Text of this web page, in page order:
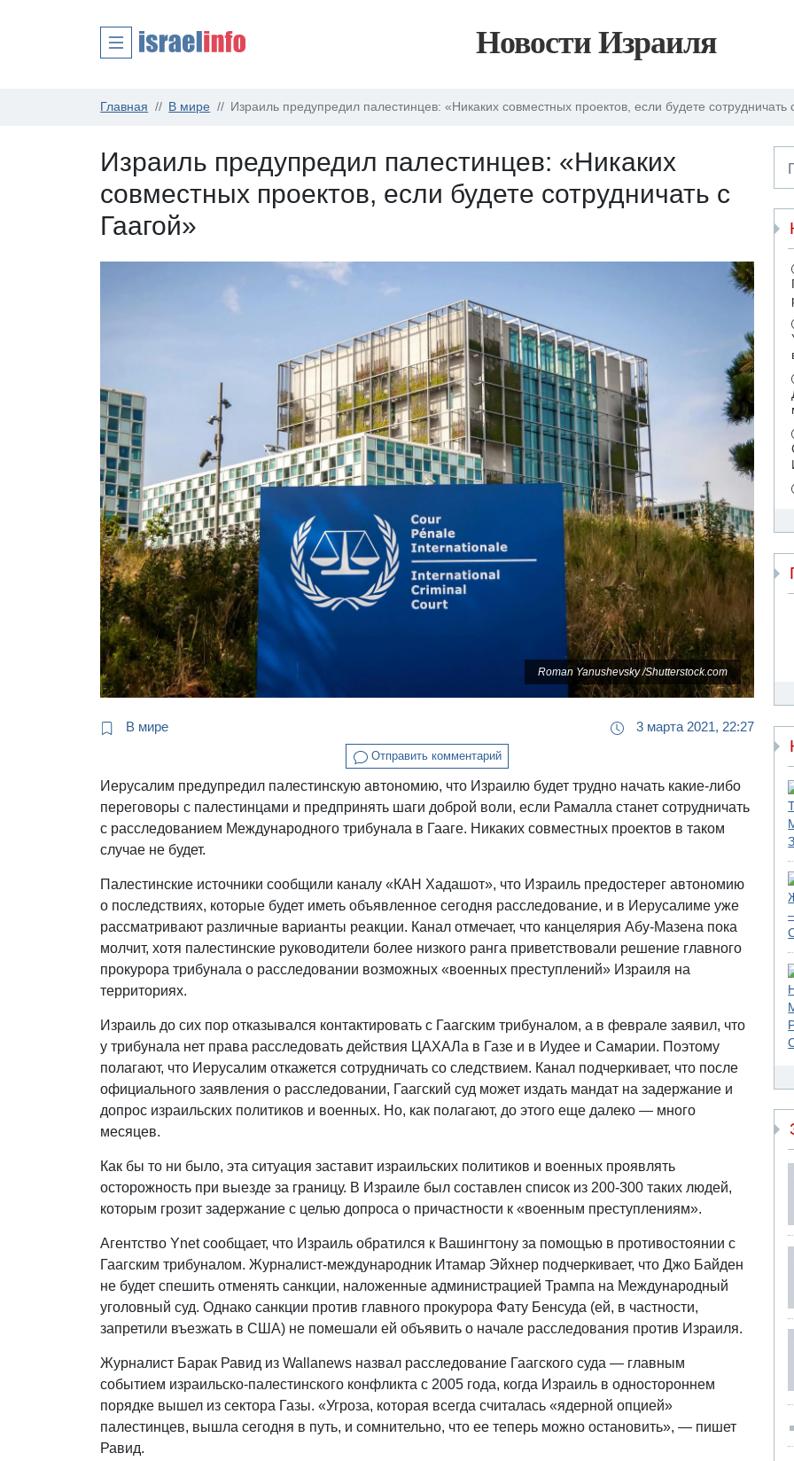
Новости Израиля
Главная В мире Израиль предупредил палестинцев: «Никаких совместных проектов, если будете сотрудничать
Израиль предупредил палестинцев: «Никаких
совместных проектов, если будете сотрудничать с
Гаагой»
Roman Yanushevsky /Shutterstock.com
В мире 3 марта 2021, 22:27
Отправить комментарий
Иерусалим предупредил палестинскую автономию, что Израилю будет трудно начать какие-либо
переговоры с палестинцами и предпринять шаги доброй воли, если Рамалла станет сотрудничать
с расследованием Международного трибунала в Гааге. Никаких совместных проектов в таком
случае не будет.
Палестинские источники сообщили каналу «КАН Хадашот», что Израиль предостерег автономию
о последствиях, которые будет иметь объявленное сегодня расследование, и в Иерусалиме уже
рассматривают различные варианты реакции. Канал отмечает, что канцелярия Абу-Мазена пока
молчит, хотя палестинские руководители более низкого ранга приветствовали решение главного
прокурора трибунала о расследовании возможных «военных преступлений» Израиля на
территориях.
Израиль до сих пор отказывался контактировать с Гаагским трибуналом, а в феврале заявил, что
у трибунала нет права расследовать действия ЦАХАЛа в Газе и в Иудее и Самарии. Поэтому
полагают, что Иерусалим откажется сотрудничать со следствием. Канал подчеркивает, что после
официального заявления о расследовании, Гаагский суд может издать мандат на задержание и
допрос израильских политиков и военных. Но, как полагают, до этого еще далеко — много
месяцев.
Как бы то ни было, эта ситуация заставит израильских политиков и военных проявлять
осторожность при выезде за границу. В Израиле был составлен список из 200-300 таких людей,
которым грозит задержание с целью допроса о причастности к «военным преступлениям».
Агентство Ynet сообщает, что Израиль обратился к Вашингтону за помощью в противостоянии с
Гаагским трибуналом. Журналист-международник Итамар Эйхнер подчеркивает, что Джо Байден
не будет спешить отменять санкции, наложенные администрацией Трампа на Международный
уголовный суд. Однако санкции против главного прокурора Фату Бенсуда (ей, в частности,
запретили въезжать в США) не помешали ей объявить о начале расследования против Израиля.
Журналист Барак Равид из Wallanews назвал расследование Гаагского суда — главным
событием израильско-палестинского конфликта с 2005 года, когда Израиль в одностороннем
порядке вышел из сектора Газы. «Угроза, которая всегда считалась «ядерной опцией»
палестинцев, вышла сегодня в путь, и сомнительно, что ее теперь можно остановить», — пишет
Равид.